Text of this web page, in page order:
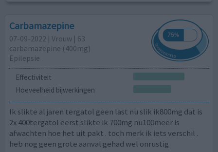
Carbamazepine
07-09-2022 | Vrouw | 63
carbamazepine (400mg)
Epilepsie
Effectiviteit
Hoeveelheid bijwerkingen
Ik slikte al jaren tergatol geen last nu slik ik800mg dat is
2x 400tergatol eerst slikte ik 700mg nu100meer is
afwachten hoe het uit pakt . toch merk ik iets verschil .
heb nog geen grote aanval gehad wel onrustig